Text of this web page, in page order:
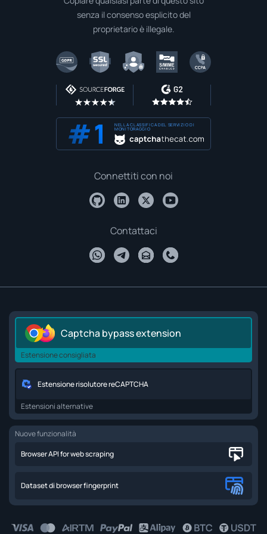
senza il consenso esplicito del
proprietario è illegale.
NELLA CLASSIFICA DEL SERVIZIO DI
MONITORAGGIO
Connettiti con noi
Contattaci
Captcha bypass extension
Estensione consigliata
Estensione risolutore reCAPTCHA
Estensioni alternative
Nuove funzionalità
Browser API for web scraping
Dataset di browser fingerprint